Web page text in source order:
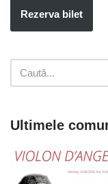
Rezerva bilet
Ultimele